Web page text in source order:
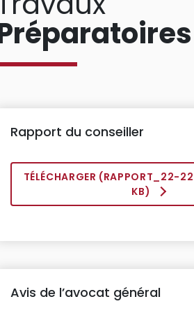
Rapport du conseiller
TÉLÉCHARGER (RAPPORT_22-
KB)
Avis de l’avocat général